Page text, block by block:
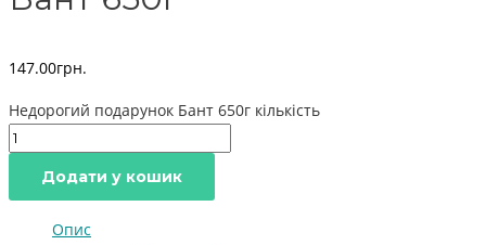
147.00грн.
Недорогий подарунок Бант 650г кількість
Додати у кошик
Опис